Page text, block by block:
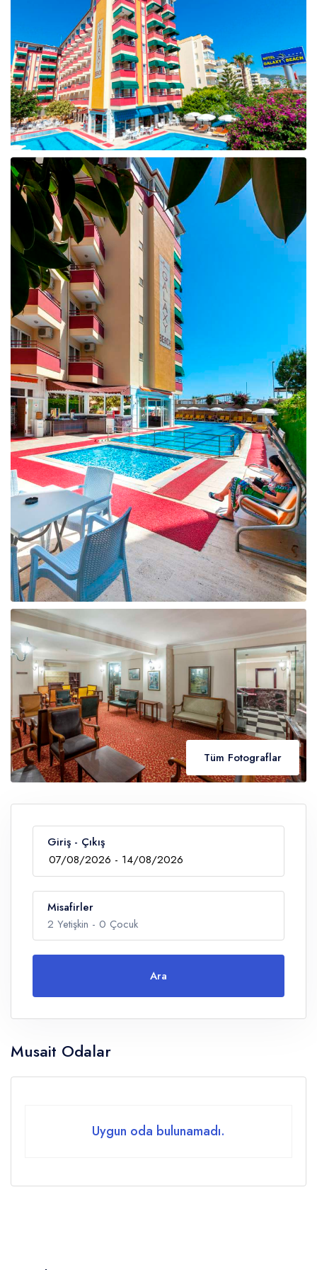
Tüm Fotograflar
Giriş - Çıkış
Misafirler
2 Yetişkin - 0 Çocuk
Yetişkin
Çocuklar
Ara
Musait Odalar
Uygun oda bulunamadı.